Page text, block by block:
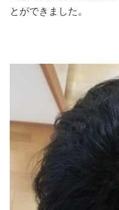
とができました。